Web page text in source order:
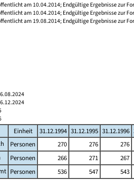
am 10.04.2014; Endgültige Ergebnisse zur
am 10.04.2014; Endgültige Ergebnisse zur
am 19.08.2014; Endgültige Ergebnisse zur
Einheit 31.12.1994 31.12.1995 31.12.1996
Personen 270 276 276
Personen 266 271 267
Personen 536 547 543